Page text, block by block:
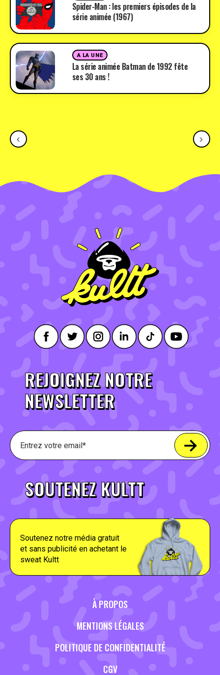
Spider-Man : les premiers épisodes de la
série animée (1967)
A LA UNE
La série animée Batman de 1992 fête
ses 30 ans !
REJOIGNEZ NOTRE
NEWSLETTER
SOUTENEZ KULTT
Soutenez notre média gratuit
et sans publicité en achetant le
sweat Kultt
À PROPOS
MENTIONS LÉGALES
POLITIQUE DE CONFIDENTIALITÉ
CGV